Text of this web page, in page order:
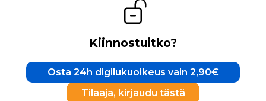
Kiinnostuitko?
Osta 24h digilukuoikeus vain 2,90€
Tilaaja, kirjaudu tästä